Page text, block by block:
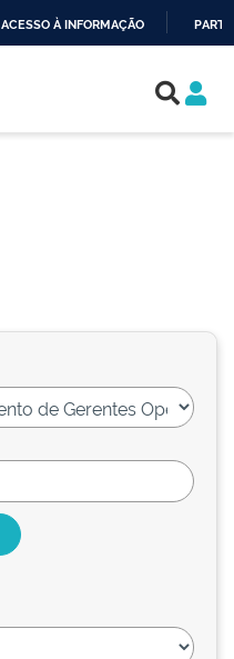
ACESSO À INFORMAÇÃO